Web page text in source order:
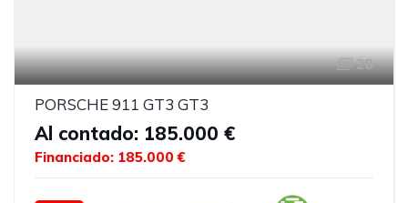
28
PORSCHE 911 GT3 GT3
Al contado: 185.000 €
Financiado: 185.000 €